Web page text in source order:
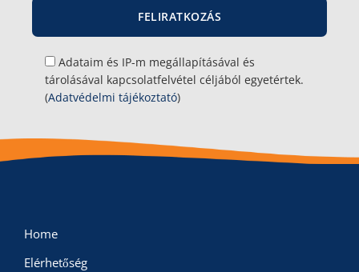
Adataim és IP-m megállapításával és
tárolásával kapcsolatfelvétel céljából egyetértek.
(Adatvédelmi tájékoztató)
Home
Elérhetőség